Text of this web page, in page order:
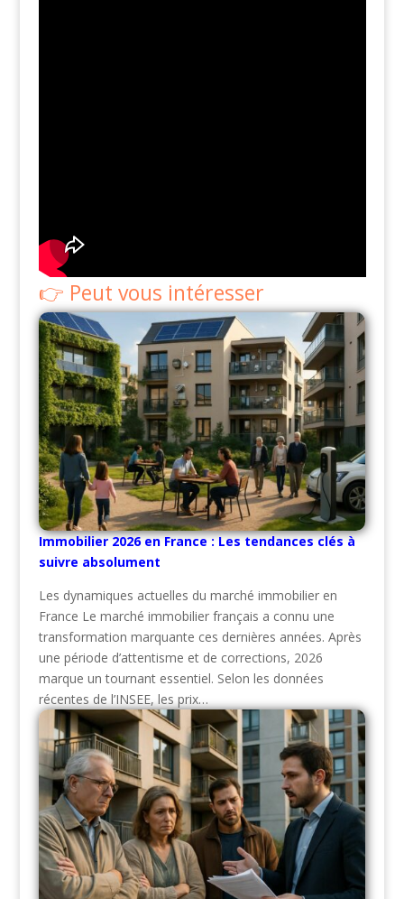
Peut vous intéresser
Immobilier 2026 en France : Les tendances clés à
suivre absolument
Les dynamiques actuelles du marché immobilier en
France Le marché immobilier français a connu une
transformation marquante ces dernières années. Après
une période d’attentisme et de corrections, 2026
marque un tournant essentiel. Selon les données
récentes de l’INSEE, les prix…